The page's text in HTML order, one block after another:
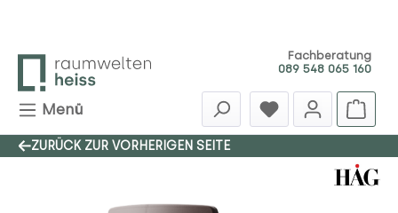
Fachberatung
089 548 065 160
Menü
ZURÜCK ZUR VORHERIGEN SEITE
Bildergalerie überspringen